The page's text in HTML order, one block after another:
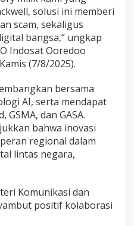
solusi ini memberi
scam, sekaligus
bangsa,” ungkap
Indosat Ooredoo
(7/8/2025).
bersama
AI, serta mendapat
dan GASA.
bahwa inovasi
regional dalam
lintas negara,
Komunikasi dan
positif kolaborasi